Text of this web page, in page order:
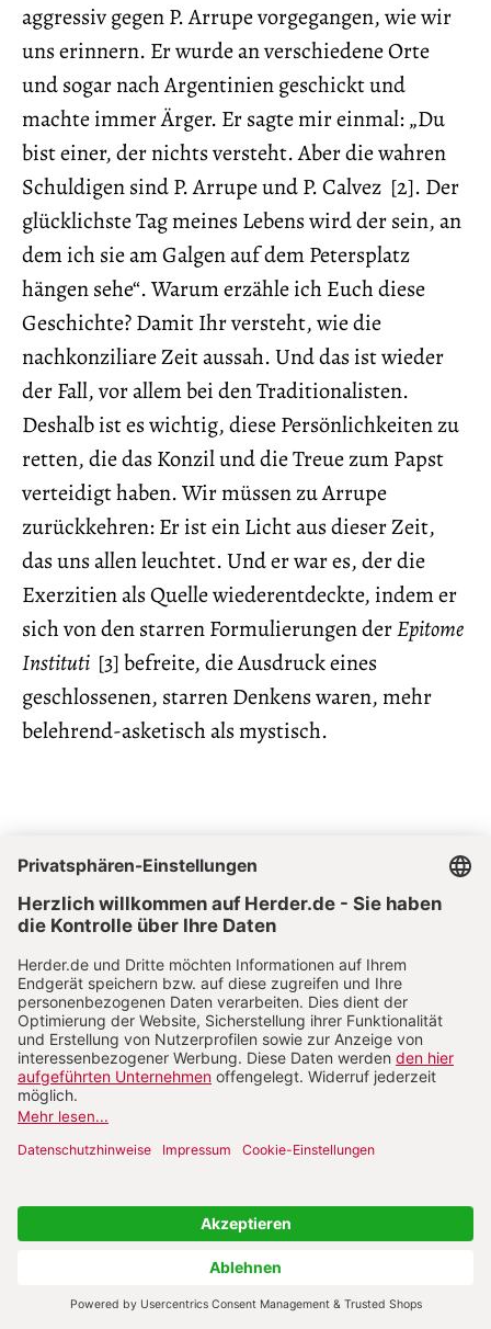
aggressiv gegen P. Arrupe vorgegangen, wie wir
uns erinnern. Er wurde an verschiedene Orte
und sogar nach Argentinien geschickt und
machte immer Ärger. Er sagte mir einmal: „Du
bist einer, der nichts versteht. Aber die wahren
Schuldigen sind P. Arrupe und P. Calvez [2]. Der
glücklichste Tag meines Lebens wird der sein, an
dem ich sie am Galgen auf dem Petersplatz
hängen sehe“. Warum erzähle ich Euch diese
Geschichte? Damit Ihr versteht, wie die
nachkonziliare Zeit aussah. Und das ist wieder
der Fall, vor allem bei den Traditionalisten.
Deshalb ist es wichtig, diese Persönlichkeiten zu
retten, die das Konzil und die Treue zum Papst
verteidigt haben. Wir müssen zu Arrupe
zurückkehren: Er ist ein Licht aus dieser Zeit,
das uns allen leuchtet. Und er war es, der die
Exerzitien als Quelle wiederentdeckte, indem er
sich von den starren Formulierungen derEpitome
Instituti [3] befreite, die Ausdruck eines
geschlossenen, starren Denkens waren, mehr
belehrend-asketisch als mystisch.
Schweden, kann man nicht von einer starken
religiösen Tradition sprechen. Wie kann man in
einer Kultur evangelisieren, die keine religiöse
Tradition hat?
Es ist nicht leicht für mich, diese Frage zu
beantworten. Ich habe mich mit Vertretern der
Schwedischen Akademie getroffen, die für die
Vergabe des Literaturnobelpreises zuständig ist.
Heiligen Ignatius mit, das sie in einem
Antiquitätengeschäft gekauft hatten. Es ist ein
Gemälde aus dem 18. Jahrhundert. Ich dachte:
„Eine Gruppe von Schweden bringt mir den